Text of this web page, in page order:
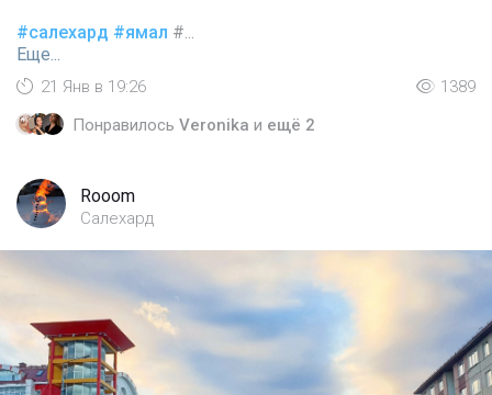
#салехард #ямал #...
Еще...
21 Янв в 19:26
1389
Понравилось Veronika и ещё 2
Rooom
Салехард